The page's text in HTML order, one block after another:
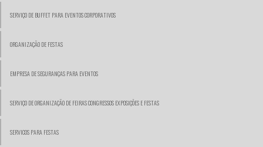
SERVIÇO DE BUFFET PARA EVENTOS CORPORATIVOS
ORGANIZAÇÃO DE FESTAS
EMPRESA DE SEGURANÇAS PARA EVENTOS
SERVIÇO DE ORGANIZAÇÃO DE FEIRAS CONGRESSOS EXPOSIÇÕES E FESTAS
SERVICOS PARA FESTAS